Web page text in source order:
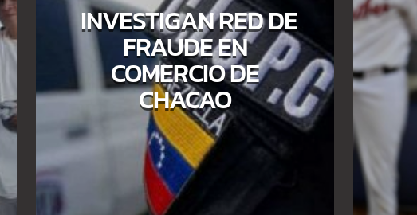
INVESTIGAN RED DE
FRAUDE EN
COMERCIO DE
CHACAO